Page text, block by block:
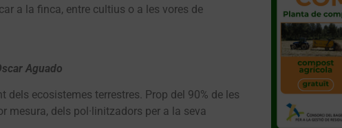
a la finca, entre cultius o a les vores de
Aguado
ecosistemes terrestres. Prop del 90% de les
mesura, dels pol·linitzadors per a la seva